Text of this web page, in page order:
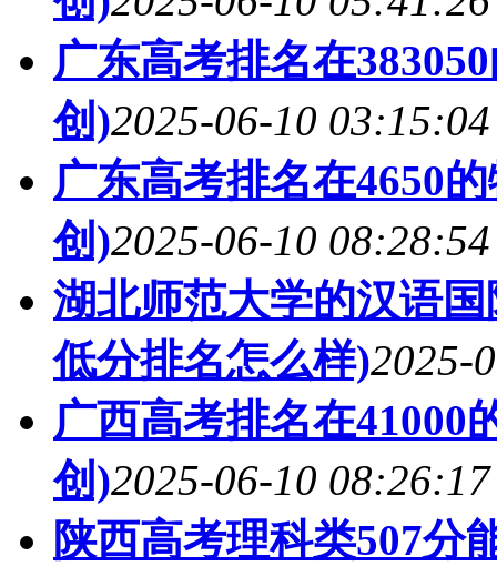
广东高考排名在
创)2025-06-10 03:15:04
广东高考排名在4650
创)2025-06-10 08:28:54
湖北师范大学的汉语
低分排名怎么样)2025-
广西高考排名在41000
创)2025-06-10 08:26:17
陕西高考理科类507分